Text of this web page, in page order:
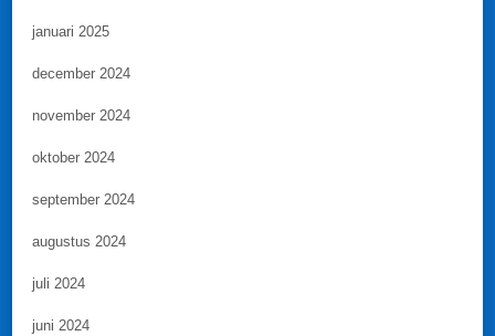
januari 2025
december 2024
november 2024
oktober 2024
september 2024
augustus 2024
juli 2024
juni 2024